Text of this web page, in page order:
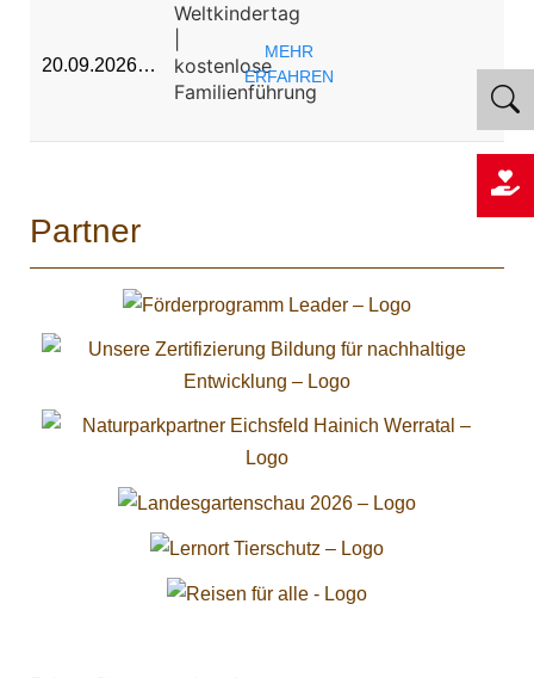
20.09.2026…
Weltkindertag
kostenlose
Familienführung
MEHR
ERFAHREN
Partner